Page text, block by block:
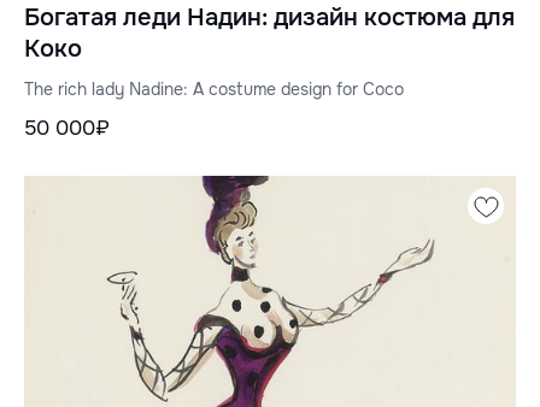
Богатая леди Надин: дизайн костюма для
Коко
The rich lady Nadine: A costume design for Coco
50 000₽